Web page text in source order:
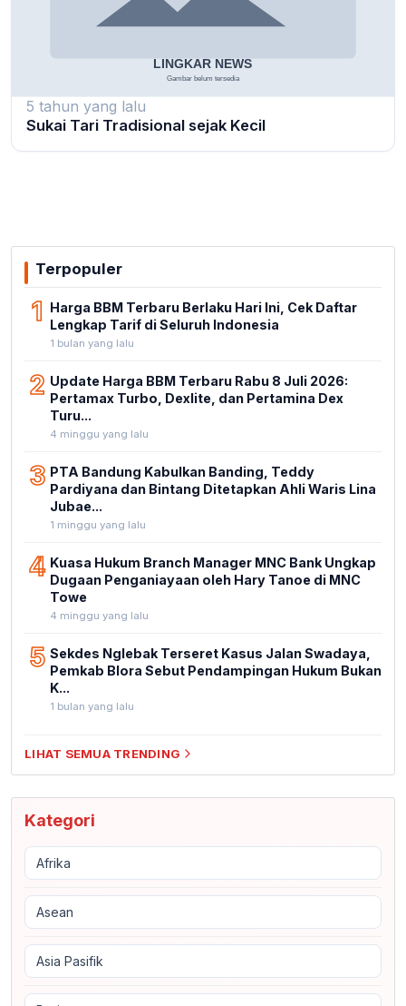
5 tahun yang lalu
Sukai Tari Tradisional sejak Kecil
Terpopuler
1 Harga BBM Terbaru Berlaku Hari Ini, Cek Daftar
Lengkap Tarif di Seluruh Indonesia
1 bulan yang lalu
2 Update Harga BBM Terbaru Rabu 8 Juli 2026:
Pertamax Turbo, Dexlite, dan Pertamina Dex
Turu...
4 minggu yang lalu
3 PTA Bandung Kabulkan Banding, Teddy
Pardiyana dan Bintang Ditetapkan Ahli Waris Lina
Jubae...
1 minggu yang lalu
4 Kuasa Hukum Branch Manager MNC Bank Ungkap
Dugaan Penganiayaan oleh Hary Tanoe di MNC
Towe
4 minggu yang lalu
5 Sekdes Nglebak Terseret Kasus Jalan Swadaya,
Pemkab Blora Sebut Pendampingan Hukum Bukan
K...
1 bulan yang lalu
LIHAT SEMUA TRENDING
Kategori
Afrika
Asean
Asia Pasifik